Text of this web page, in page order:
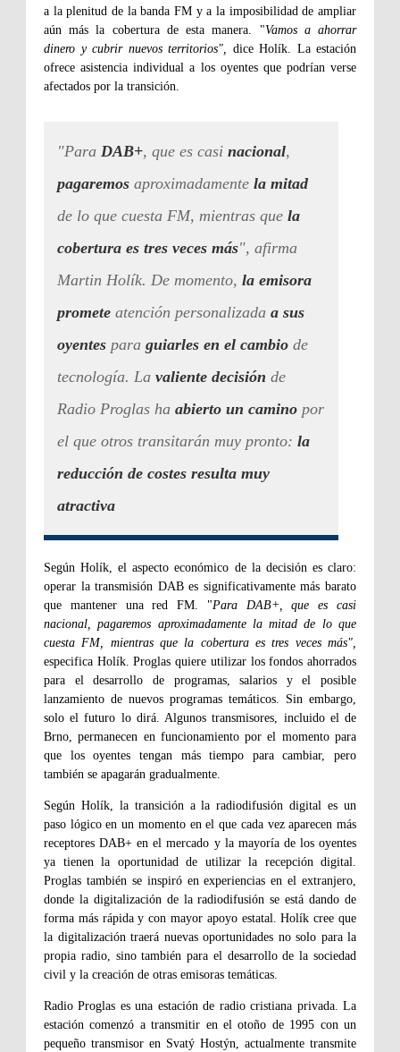
a la plenitud de la banda FM y a la imposibilidad de ampliar
aún más la cobertura de esta manera. "Vamos a ahorrar
dinero y cubrir nuevos territorios", dice Holík. La estación
ofrece asistencia individual a los oyentes que podrían verse
afectados por la transición.
"Para DAB+, que es casi nacional,
pagaremos aproximadamente la mitad
de lo que cuesta FM, mientras que la
cobertura es tres veces más", afirma
Martin Holík. De momento, la emisora
promete atención personalizada a sus
oyentes para guiarles en el cambio de
tecnología. La valiente decisión de
Radio Proglas ha abierto un camino por
el que otros transitarán muy pronto: la
reducción de costes resulta muy
atractiva
Según Holík, el aspecto económico de la decisión es claro:
operar la transmisión DAB es significativamente más barato
que mantener una red FM. "Para DAB+, que es casi
nacional, pagaremos aproximadamente la mitad de lo que
cuesta FM, mientras que la cobertura es tres veces más",
especifica Holík. Proglas quiere utilizar los fondos ahorrados
para el desarrollo de programas, salarios y el posible
lanzamiento de nuevos programas temáticos. Sin embargo,
solo el futuro lo dirá. Algunos transmisores, incluido el de
Brno, permanecen en funcionamiento por el momento para
que los oyentes tengan más tiempo para cambiar, pero
también se apagarán gradualmente.
Según Holík, la transición a la radiodifusión digital es un
paso lógico en un momento en el que cada vez aparecen más
receptores DAB+ en el mercado y la mayoría de los oyentes
ya tienen la oportunidad de utilizar la recepción digital.
Proglas también se inspiró en experiencias en el extranjero,
donde la digitalización de la radiodifusión se está dando de
forma más rápida y con mayor apoyo estatal. Holík cree que
la digitalización traerá nuevas oportunidades no solo para la
propia radio, sino también para el desarrollo de la sociedad
civil y la creación de otras emisoras temáticas.
Radio Proglas es una estación de radio cristiana privada. La
estación comenzó a transmitir en el otoño de 1995 con un
pequeño transmisor en Svatý Hostýn, actualmente transmite